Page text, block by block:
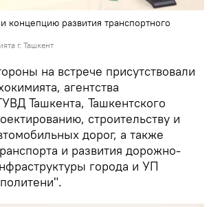
концепцию развития транспортного
г. Ташкент
на встрече присутствовали
агентства
Ташкента, Ташкентского
строительству и
дорог, а также
и развития дорожно-
города и УП